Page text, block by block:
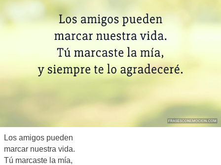
Los amigos pueden
marcar nuestra vida.
Tú marcaste la mía,